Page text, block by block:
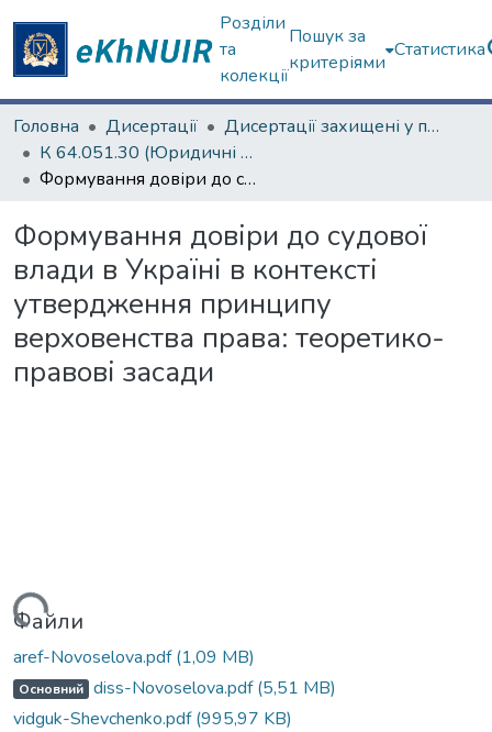
Розділи
та
колекції
Пошук за
критеріями
Статистика
Головна Дисертації
Дисертації захищені у постійних радах
К 64.051.30 (Юридичні науки)
Формування довіри до судової влади в Україні в контексті утвердження принципу верховенства права: теоретико-правові засади
Формування довіри до судової
влади в Україні в контексті
утвердження принципу
верховенства права: теоретико-
правові засади
Файли
aref-Novoselova.pdf(1,09 MB)
Основний diss-Novoselova.pdf(5,51 MB)
vidguk-Shevchenko.pdf(995,97 KB)